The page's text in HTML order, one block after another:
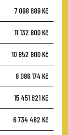
7 098 689 Kč
11 132 800 Kč
10 852 800 Kč
8 086 174 Kč
15 451 621 Kč
6 734 482 Kč